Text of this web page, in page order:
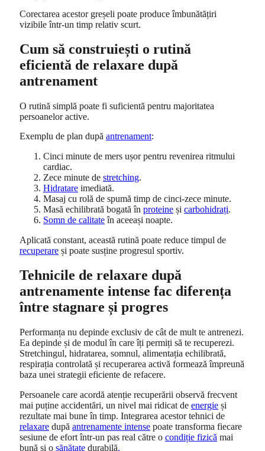
Corectarea acestor greșeli poate produce îmbunătățiri
vizibile într-un timp relativ scurt.
Cum să construiești o rutină
eficientă de relaxare după
antrenament
O rutină simplă poate fi suficientă pentru majoritatea
persoanelor active.
Exemplu de plan după antrenament:
Cinci minute de mers ușor pentru revenirea ritmului
cardiac.
Zece minute de stretching.
Hidratare imediată.
Masaj cu rolă de spumă timp de cinci-zece minute.
Masă echilibrată bogată în proteine și carbohidrați.
Somn de calitateîn aceeași noapte.
Aplicată constant, această rutină poate reduce timpul de
recuperare și poate susține progresul sportiv.
Tehnicile de relaxare după
antrenamente intense fac diferența
între stagnare și progres
Performanța nu depinde exclusiv de cât de mult te antrenezi.
Ea depinde și de modul în care îți permiți să te recuperezi.
Stretchingul, hidratarea, somnul, alimentația echilibrată,
respirația controlată și recuperarea activă formează împreună
baza unei strategii eficiente de refacere.
Persoanele care acordă atenție recuperării observă frecvent
mai puține accidentări, un nivel mai ridicat de energie și
rezultate mai bune în timp. Integrarea acestor tehnici de
relaxare după antrenamente intense poate transforma fiecare
sesiune de efort într-un pas real către o condiție fizică mai
bună și o sănătate durabilă.